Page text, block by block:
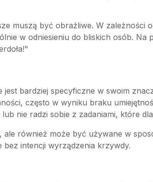
muszą być obraźliwe. W zależności
w odniesieniu do bliskich osób. Na
bardziej specyficzne w swoim
często w wyniku braku
nie radzi sobie z zadaniami, które dla
również może być używane w
bez intencji wyrządzenia krzywdy.